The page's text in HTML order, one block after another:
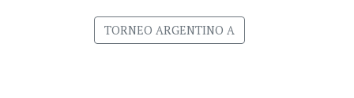
TORNEO ARGENTINO A